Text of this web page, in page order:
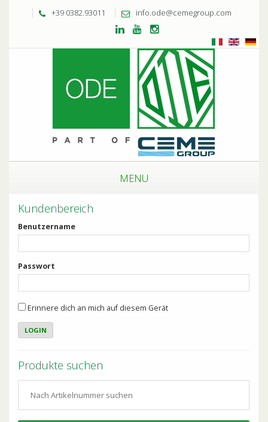
+39 0382.93011 info.ode@cemegroup.com
MENU
Kundenbereich
Benutzername
Passwort
Erinnere dich an mich auf diesem Gerät
Produkte suchen